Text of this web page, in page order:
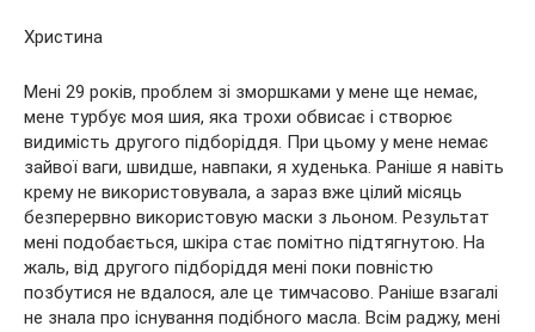
Христина
Мені 29 років, проблем зі зморшками у мене ще немає,
мене турбує моя шия, яка трохи обвисає і створює
видимість другого підборіддя. При цьому у мене немає
зайвої ваги, швидше, навпаки, я худенька. Раніше я навіть
крему не використовувала, а зараз вже цілий місяць
безперервно використовую маски з льоном. Результат
мені подобається, шкіра стає помітно підтягнутою. На
жаль, від другого підборіддя мені поки повністю
позбутися не вдалося, але це тимчасово. Раніше взагалі
не знала про існування подібного масла. Всім раджу, мені